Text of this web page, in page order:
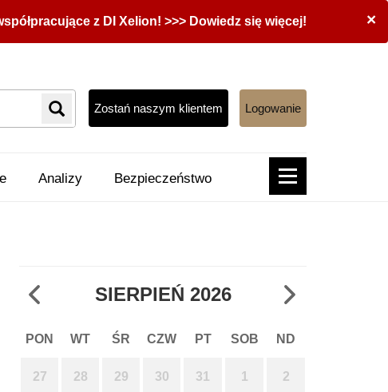
×
z DI Xelion! >>> Dowiedz się więcej!
Zostań naszym klientem Logowanie
Analizy Bezpieczeństwo
SIERPIEŃ 2026
PON WT ŚR CZW PT SOB ND
27 28 29 30 31 1 2